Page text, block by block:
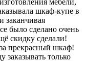
шкаф-купе в
заканчивая
было сделано очень
скидку сделали!
за прекрасный шкаф!
заказывать только